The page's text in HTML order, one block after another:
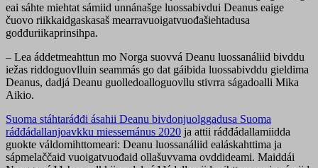
eai sáhte miehtat sámiid unnánašge luossabivdui Deanus eaige
čuovo riikkaidgaskasaš mearravuoigatvuođašiehtadusa
gođđuriikaprinsihpa.
– Lea áddetmeahttun mo Norga suovvá Deanu luossanáliid bivddu
iežas riddoguovlluin seammás go dat gáibida luossabivddu gieldima
Deanus, dadjá Deanu guolledoalloguovllu stivrra ságadoalli Mika
Aikio.
Suoma stáhtaráđđi ásahii Deanu bivdonjuolggadusa Suoma
ráđđádallanjoavkku miessemánus 2020 ja attii ráđđádallamiidda
guokte váldomihttomeari: Deanu luossanáliid ealáskahttima ja
sápmelaččaid vuoigatvuođaid ollašuvvama ovddideami. Maiddái